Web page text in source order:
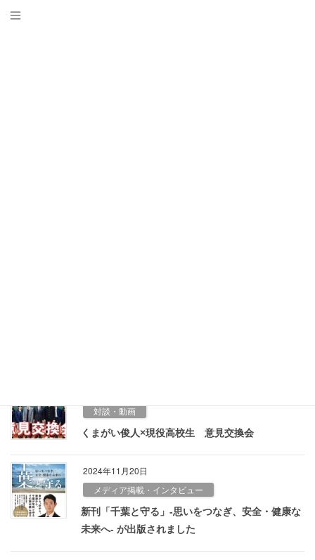
対談・動画
くまがい俊人×現役高校生 意見交換会
2024年11月20日
メディア掲載・インタビュー
新刊「千葉と守る」-思いをつなぎ、安全・健康な
未来へ- が出版されました